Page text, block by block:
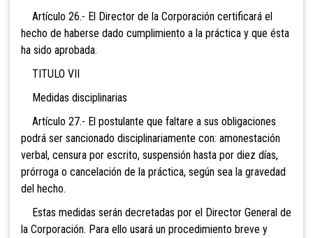
Artículo 26.- El Director de la Corporación certificará el
hecho de haberse dado cumplimiento a la práctica y que ésta
ha sido aprobada.
TITULO VII
Medidas disciplinarias
Artículo 27.- El postulante que faltare a sus obligaciones
podrá ser sancionado disciplinariamente con: amonestación
verbal, censura por escrito, suspensión hasta por diez días,
prórroga o cancelación de la práctica, según sea la gravedad
del hecho.
Estas medidas serán decretadas por el Director General de
la Corporación. Para ello usará un procedimiento breve y